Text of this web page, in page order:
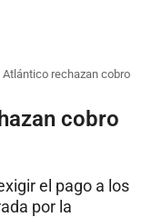
rechazan cobro
cobro
el pago a los
por la